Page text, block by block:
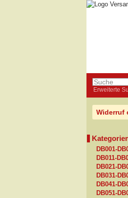
Erweiterte
Widerruf
DB001-
DB011-
DB021-
DB031-
DB041-
DB051-